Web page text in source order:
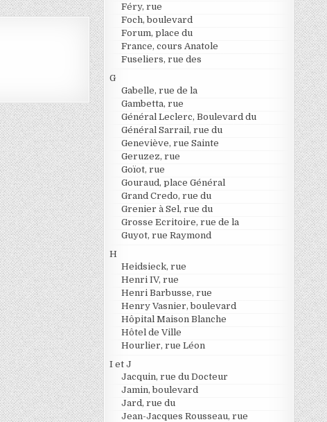
Féry, rue
Foch, boulevard
Forum, place du
France, cours Anatole
Fuseliers, rue des
G
Gabelle, rue de la
Gambetta, rue
Général Leclerc, Boulevard du
Général Sarrail, rue du
Geneviève, rue Sainte
Geruzez, rue
Goïot, rue
Gouraud, place Général
Grand Credo, rue du
Grenier à Sel, rue du
Grosse Ecritoire, rue de la
Guyot, rue Raymond
H
Heidsieck, rue
Henri IV, rue
Henri Barbusse, rue
Henry Vasnier, boulevard
Hôpital Maison Blanche
Hôtel de Ville
Hourlier, rue Léon
I et J
Jacquin, rue du Docteur
Jamin, boulevard
Jard, rue du
Jean-Jacques Rousseau, rue